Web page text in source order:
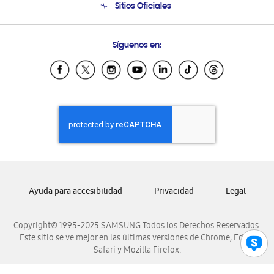
Soporte vía eMail
Sitios Oficiales
Samsung Ecuador
Samsung El Salvador
Samsung Honduras
Samsung Nicaragua
Samsung Panamá
Samsung Venezuela
Síguenos en:
Copyright© 1995-2025 SAMSUNG Todos los Derechos Reservados.
Este sitio se ve mejor en las últimas versiones de Chrome, Edge,
Safari y Mozilla Firefox.
Ayuda para accesibilidad Privacidad Legal